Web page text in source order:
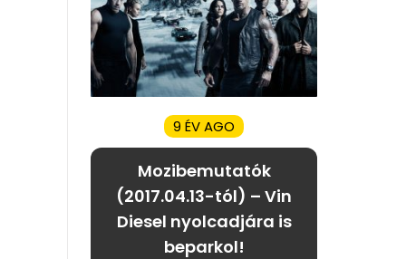
9 ÉV AGO
Mozibemutatók
(2017.04.13-tól) – Vin
Diesel nyolcadjára is
beparkol!